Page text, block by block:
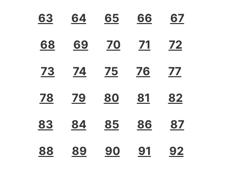
63
64 65 66
67
68
69 70 71
72
73
74 75 76
77
78
79 80 81
82
83
84 85 86
87
88
89 90 91
92